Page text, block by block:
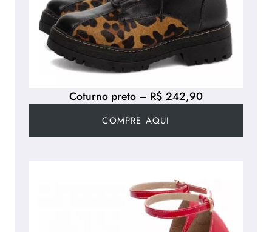
Coturno preto – R$ 242,90
COMPRE AQUI